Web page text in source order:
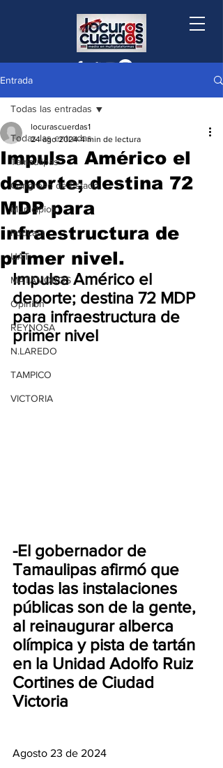
Entrada
Todas las entradas
Tamaulipas
Congreso de Estado
Municipios
Podcast
UAT
MATAMOROS
Opinión
REYNOSA
N.LAREDO
TAMPICO
VICTORIA
Todas las entradas
Impulsa Américo el
deporte; destina 72
MDP para
infraestructura de
primer nivel.
locurascuerdas1
24 ago 2024 4 min de lectura
Impulsa Américo el
deporte; destina 72 MDP
para infraestructura de
primer nivel
-El gobernador de
Tamaulipas afirmó que
todas las instalaciones
públicas son de la gente,
al reinaugurar alberca
olímpica y pista de tartán
en la Unidad Adolfo Ruiz
Cortines de Ciudad
Victoria
Agosto 23 de 2024